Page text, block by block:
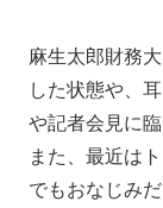
麻生太郎財務
した状態や、
や記者会見に
また、最近は
でもおなじみだ